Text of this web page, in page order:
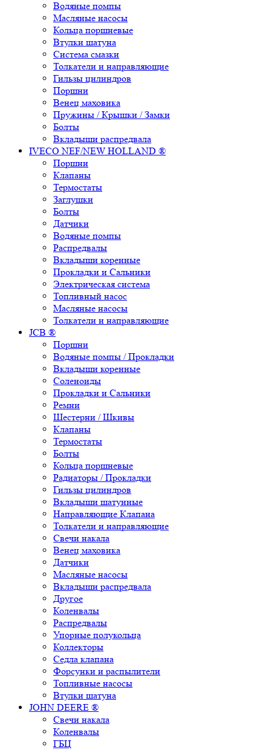
Водяные помпы
Масляные насосы
Кольца поршневые
Втулки шатуна
Система смазки
Толкатели и направляющие
Гильзы цилиндров
Поршни
Венец маховика
Пружины / Крышки / Замки
Болты
Вкладыши распредвала
IVECO NEF/NEW HOLLAND ®
Поршни
Клапаны
Термостаты
Заглушки
Болты
Датчики
Водяные помпы
Распредвалы
Вкладыши коренные
Прокладки и Сальники
Электрическая система
Топливный насос
Масляные насосы
Толкатели и направляющие
JCB ®
Поршни
Водяные помпы / Прокладки
Вкладыши коренные
Соленоиды
Прокладки и Сальники
Ремни
Шестерни / Шкивы
Клапаны
Термостаты
Болты
Кольца поршневые
Радиаторы / Прокладки
Гильзы цилиндров
Вкладыши шатунные
Направляющие Клапана
Толкатели и направляющие
Свечи накала
Венец маховика
Датчики
Масляные насосы
Вкладыши распредвала
Другое
Коленвалы
Распредвалы
Упорные полукольца
Коллекторы
Седла клапана
Форсунки и распылители
Топливные насосы
Втулки шатуна
JOHN DEERE ®
Свечи накала
Коленвалы
ГБЦ